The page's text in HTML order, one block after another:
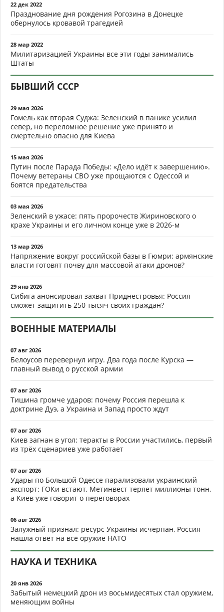
22 дек 2022
Празднование дня рождения Рогозина в Донецке
обернулось кровавой трагедией
28 мар 2022
Милитаризацией Украины все эти годы занимались
Штаты
БЫВШИЙ СССР
29 мая 2026
Гомель как вторая Суджа: Зеленский в панике усилил
север, но переломное решение уже принято и
смертельно опасно для Киева
15 мая 2026
Путин после Парада Победы: «Дело идёт к завершению».
Почему ветераны СВО уже прощаются с Одессой и
боятся предательства
03 мая 2026
Зеленский в ужасе: пять пророчеств Жириновского о
крахе Украины и его личном конце уже в 2026-м
13 мар 2026
Напряжение вокруг российской базы в Гюмри: армянские
власти готовят почву для массовой атаки дронов?
29 янв 2026
Сибига анонсировал захват Приднестровья: Россия
сможет защитить 250 тысяч своих граждан?
ВОЕННЫЕ МАТЕРИАЛЫ
07 авг 2026
Белоусов перевернул игру. Два года после Курска —
главный вывод о русской армии
07 авг 2026
Тишина громче ударов: почему Россия перешла к
доктрине Дуэ, а Украина и Запад просто ждут
07 авг 2026
Киев загнан в угол: теракты в России участились, первый
из трёх сценариев уже работает
07 авг 2026
Удары по Большой Одессе парализовали украинский
экспорт: ГОКи встают, Метинвест теряет миллионы тонн,
а Киев уже говорит о переговорах
06 авг 2026
Залужный признал: ресурс Украины исчерпан, Россия
нашла ответ на всё оружие НАТО
НАУКА И ТЕХНИКА
20 янв 2026
Забытый немецкий дрон из восьмидесятых стал оружием,
меняющим войны